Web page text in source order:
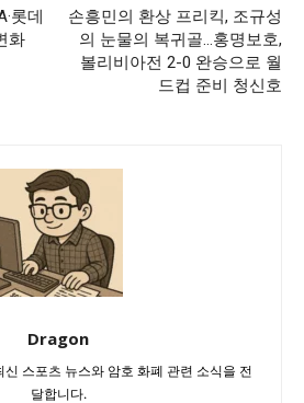
롯데
화
손흥민의 환상 프리킥, 조규성
의 눈물의 복귀골…홍명보호,
볼리비아전 2-0 완승으로 월
드컵 준비 청신호
Dragon
스포츠 뉴스와 암호 화폐 관련 소식을 전
달합니다.